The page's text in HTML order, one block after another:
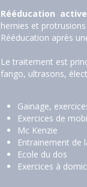
Rééducation  active
hernies et
Rééducation après
Le traitement est
fango, ultrasons,
Gainage,
Exercices de
Mc Kenzie
Entrainement de
Ecole du dos
Exercices à